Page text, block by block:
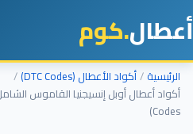
أعطال.كوم
الرئيسية أكواد الأعطال (DTC Codes)
Codes)